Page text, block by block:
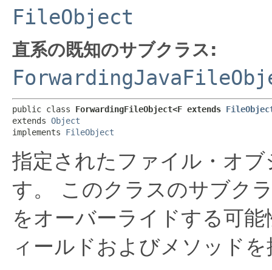
FileObject
直系の既知のサブクラス:
public class ForwardingFileObject<F extends
extends Object
implements FileObject
指定されたファイル・オ
す。
このクラスのサブク
をオーバーライドする可
ィールドおよびメソッド